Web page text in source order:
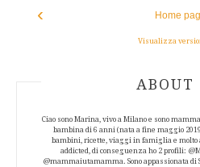
‹ Home
Visualizza
ABOUT
ABOUT
Ciao sono Marina, vivo a Milano e sono
bambina di 6 anni (nata a fine maggio
bambini, ricette, viaggi in famiglia e molto
addicted, di conseguenza ho 2 profili:
@mammaiutamamma. Sono appassionata di